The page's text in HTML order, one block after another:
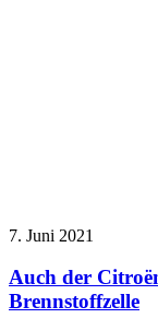
7. Juni 2021
Auch der
Brennstoffzelle